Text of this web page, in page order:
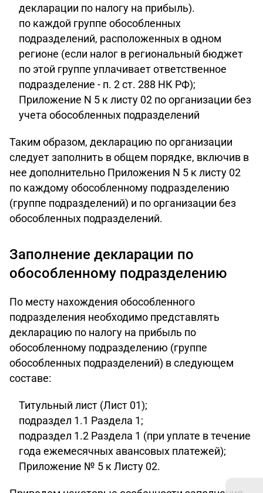
декларации по налогу на прибыль).
по каждой группе обособленных
подразделений, расположенных в одном
регионе (если налог в региональный бюджет
по этой группе уплачивает ответственное
подразделение - п. 2 ст. 288 НК РФ);
Приложение N 5 к листу 02 по организации без
учета обособленных подразделений
Таким образом, декларацию по организации
следует заполнить в общем порядке, включив в
нее дополнительно Приложения N 5 к листу 02
по каждому обособленному подразделению
(группе подразделений) и по организации без
обособленных подразделений.
Заполнение декларации по
обособленному подразделению
По месту нахождения обособленного
подразделения необходимо представлять
декларацию по налогу на прибыль по
обособленному подразделению (группе
обособленных подразделений) в следующем
составе:
Титульный лист (Лист 01);
подраздел 1.1 Раздела 1;
подраздел 1.2 Раздела 1 (при уплате в течение
года ежемесячных авансовых платежей);
Приложение № 5 к Листу 02.